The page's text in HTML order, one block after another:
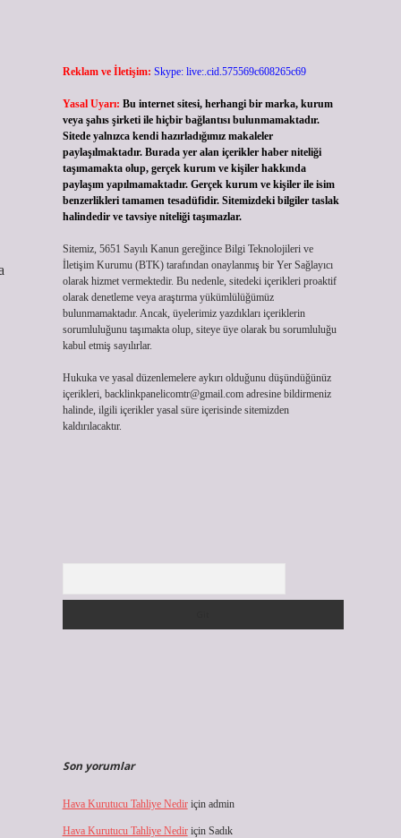
Reklam ve İletişim: Skype: live:.cid.575569c608265c69
Yasal Uyarı: Bu internet sitesi, herhangi bir marka, kurum
veya şahıs şirketi ile hiçbir bağlantısı bulunmamaktadır.
Sitede yalnızca kendi hazırladığımız makaleler
paylaşılmaktadır. Burada yer alan içerikler haber niteliği
taşımamakta olup, gerçek kurum ve kişiler hakkında
paylaşım yapılmamaktadır. Gerçek kurum ve kişiler ile isim
benzerlikleri tamamen tesadüfidir. Sitemizdeki bilgiler taslak
halindedir ve tavsiye niteliği taşımazlar.
Sitemiz, 5651 Sayılı Kanun gereğince Bilgi Teknolojileri ve
İletişim Kurumu (BTK) tarafından onaylanmış bir Yer Sağlayıcı
olarak hizmet vermektedir. Bu nedenle, sitedeki içerikleri proaktif
olarak denetleme veya araştırma yükümlülüğümüz
bulunmamaktadır. Ancak, üyelerimiz yazdıkları içeriklerin
sorumluluğunu taşımakta olup, siteye üye olarak bu sorumluluğu
kabul etmiş sayılırlar.
Hukuka ve yasal düzenlemelere aykırı olduğunu düşündüğünüz
içerikleri, backlinkpanelicomtr@gmail.comadresine bildirmeniz
halinde, ilgili içerikler yasal süre içerisinde sitemizden
kaldırılacaktır.
Son yorumlar
Hava Kurutucu Tahliye Nediriçin admin
Hava Kurutucu Tahliye Nediriçin Sadık